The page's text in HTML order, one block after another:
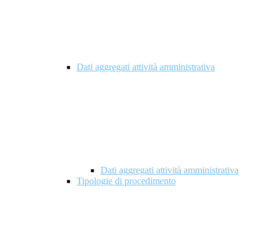
Dati aggregati attività amministrativa
Dati aggregati attività amministrativa
Tipologie di procedimento